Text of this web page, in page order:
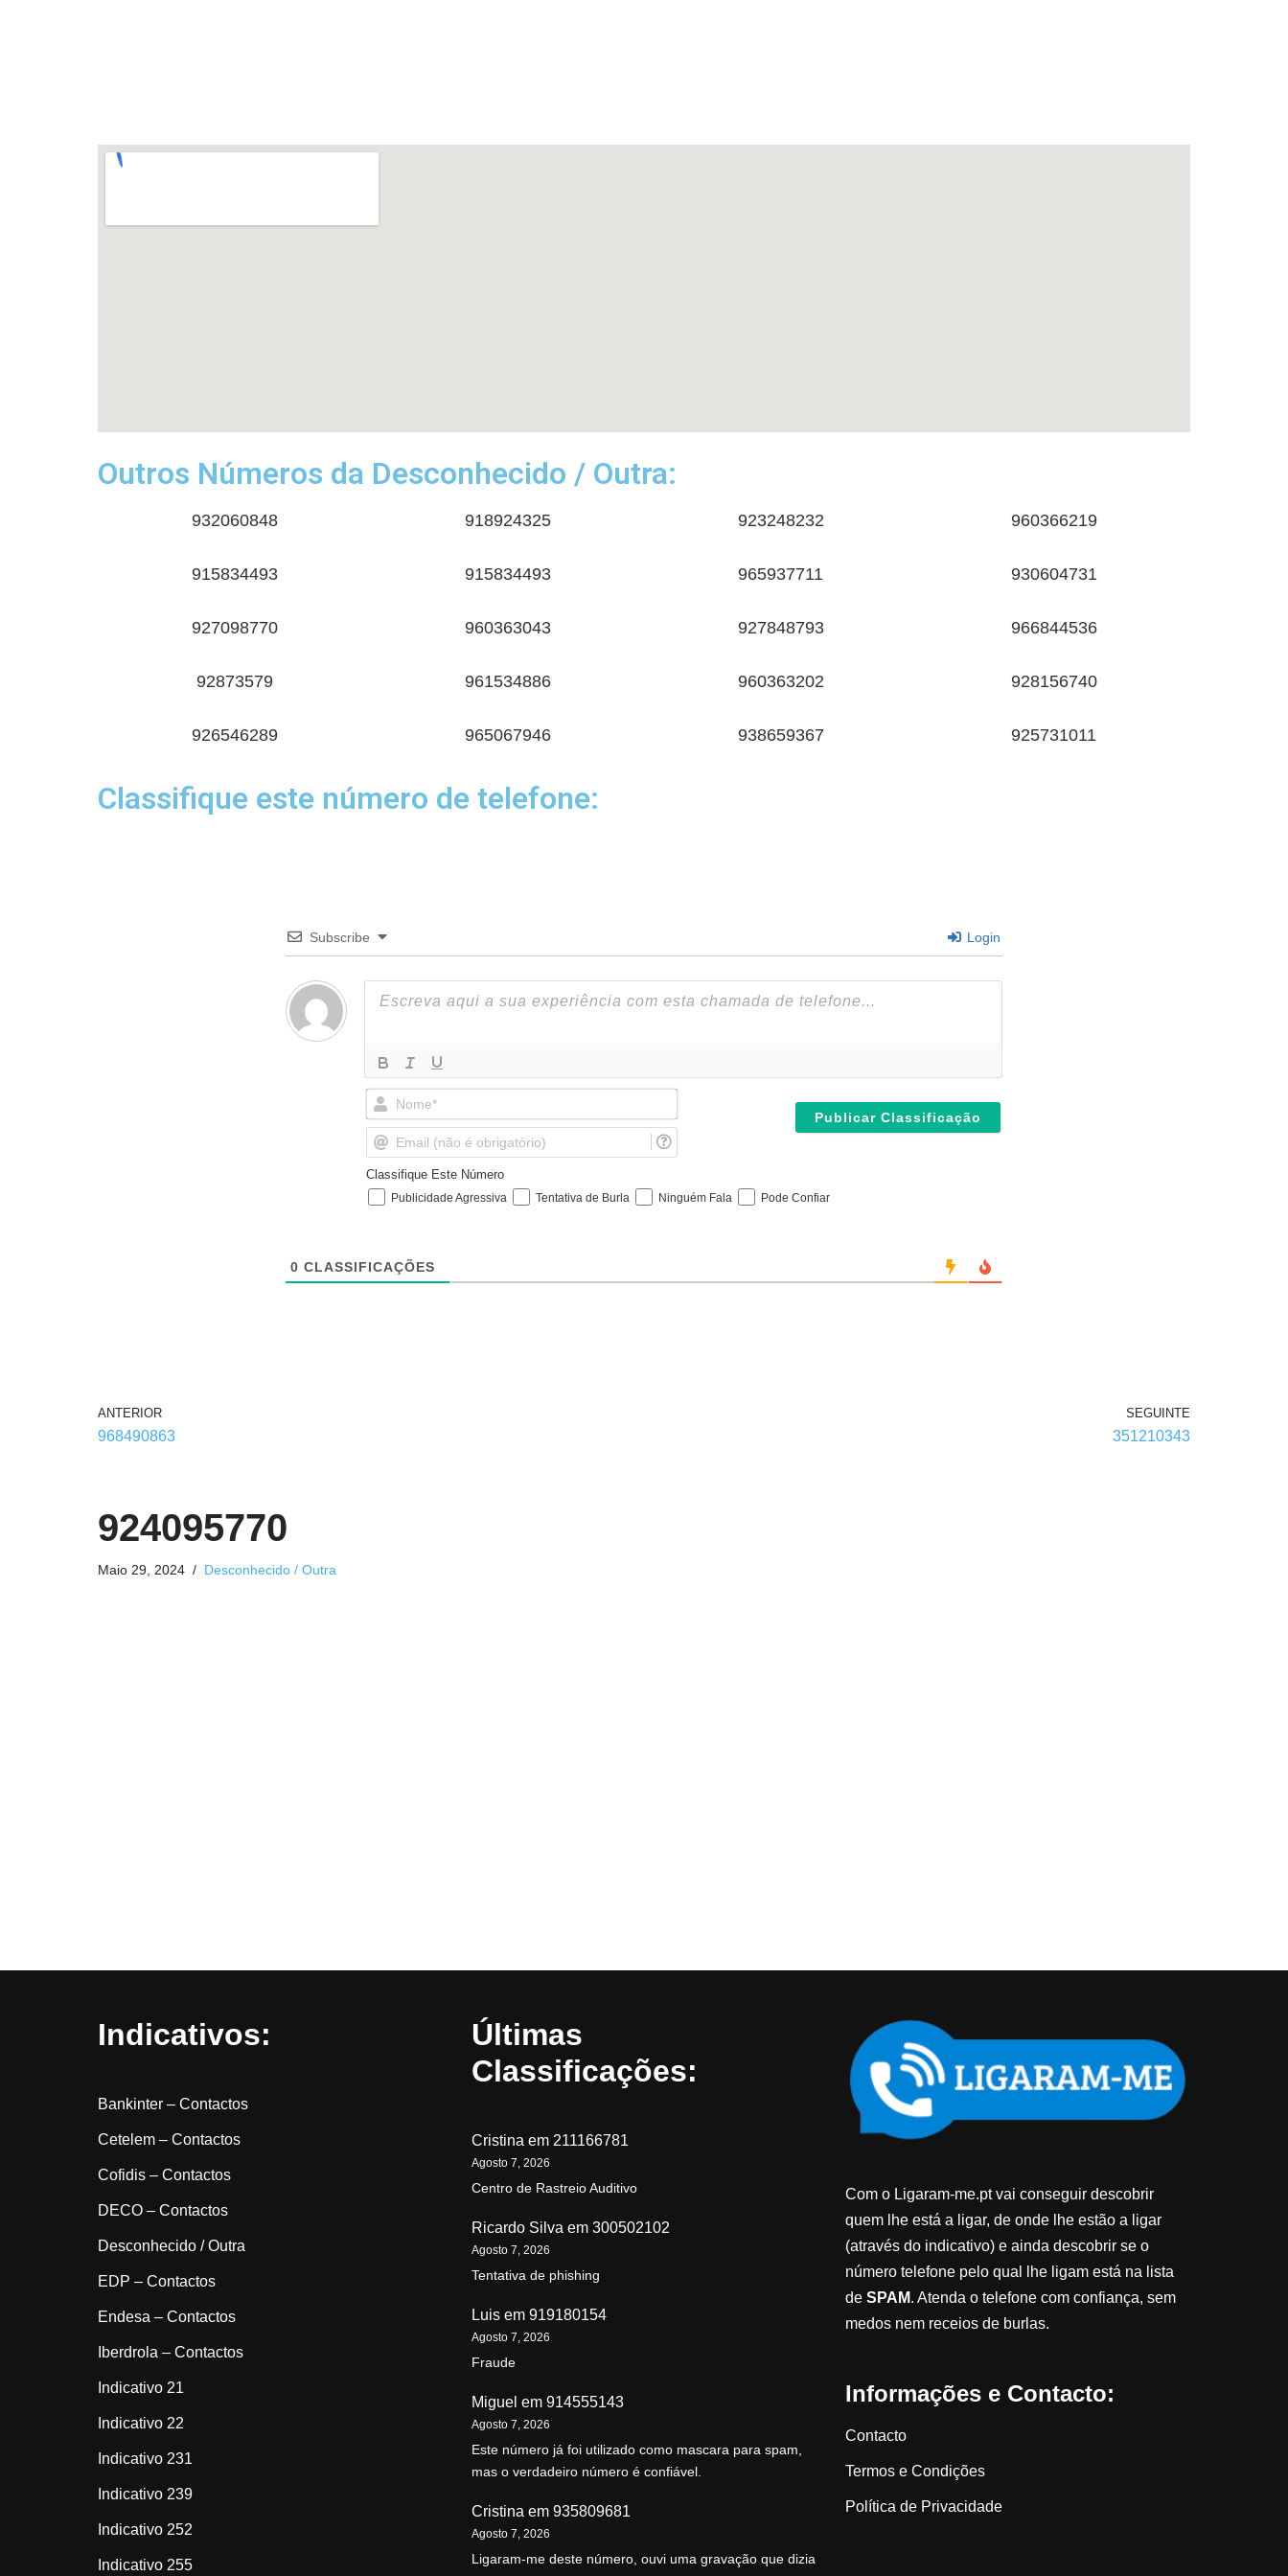
Outros Números da Desconhecido / Outra:
932060848 918924325 923248232 960366219
915834493 915834493 965937711 930604731
927098770 960363043 927848793 966844536
92873579 961534886 960363202 928156740
926546289 965067946 938659367 925731011
Classifique este número de telefone:
Subscribe Login
N
m
l
Classifique Este Número
Publicidade Agressiva Tentativa de Burla Ninguém Fala Pode Confiar
0 CLASSIFICAÇÕES
ANTERIOR
968490863
SEGUINTE
351210343
924095770
Maio 29, 2024 Desconhecido / Outra
Indicativos:
Bankinter – Contactos
Cetelem – Contactos
Cofidis – Contactos
DECO – Contactos
Desconhecido / Outra
EDP – Contactos
Endesa – Contactos
Iberdrola – Contactos
Indicativo 21
Indicativo 22
Indicativo 231
Indicativo 239
Indicativo 252
Indicativo 255
Últimas
Classificações:
Cristina em 211166781
Agosto 7, 2026
Centro de Rastreio Auditivo
Ricardo Silva em 300502102
Agosto 7, 2026
Tentativa de phishing
Luis em 919180154
Agosto 7, 2026
Fraude
Miguel em 914555143
Agosto 7, 2026
Este número já foi utilizado como mascara para spam,
mas o verdadeiro número é confiável.
Cristina em 935809681
Agosto 7, 2026
Ligaram-me deste número, ouvi uma gravação que dizia
Com o Ligaram-me.pt vai conseguir descobrir
quem lhe está a ligar, de onde lhe estão a ligar
(através do indicativo) e ainda descobrir se o
número telefone pelo qual lhe ligam está na lista
de SPAM. Atenda o telefone com confiança, sem
medos nem receios de burlas.
Informações e Contacto:
Contacto
Termos e Condições
Política de Privacidade